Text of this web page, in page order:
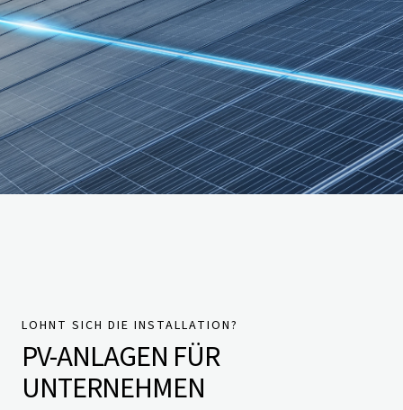
LOHNT SICH DIE INSTALLATION?
PV-ANLAGEN FÜR
UNTERNEHMEN